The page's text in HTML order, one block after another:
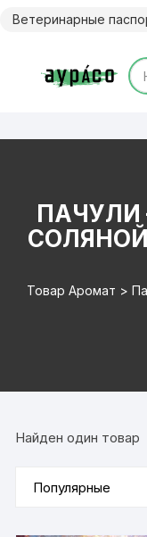
Ветеринарные
Товар Аромат >
Найден один товар